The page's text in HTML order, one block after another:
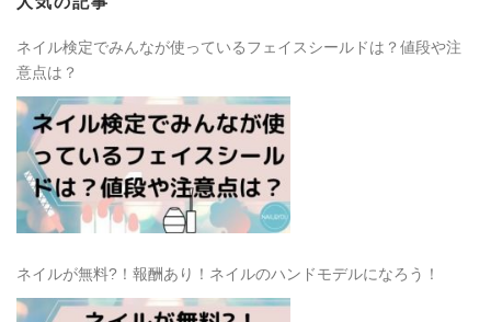
ネイル検定でみんなが使っているフェイスシールドは？値段や注
意点は？
ネイルが無料?！報酬あり！ネイルのハンドモデルになろう！